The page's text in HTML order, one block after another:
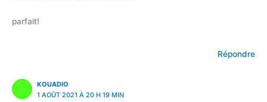
parfait!
Répondre
KOUADIO
1 AOÛT 2021 À 20 H 19 MIN